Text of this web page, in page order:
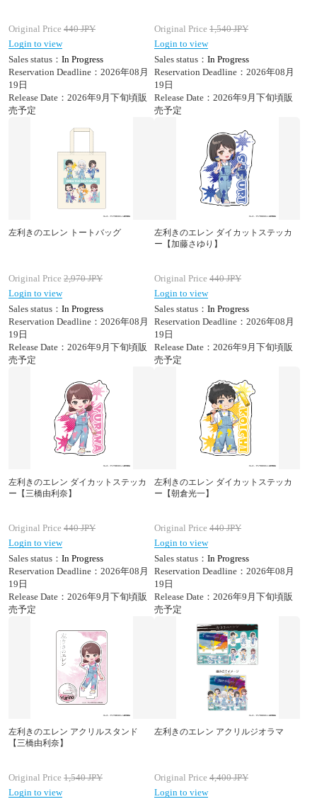
Original Price 440JPY
Login to view
Sales status： In Progress
Reservation Deadline：2026年08月
19日
Release Date：2026年9月下旬頃販
売予定
Original Price 1,540JPY
Login to view
Sales status： In Progress
Reservation Deadline：2026年08月
19日
Release Date：2026年9月下旬頃販
売予定
左利きのエレン トートバッグ
Original Price 2,970JPY
Login to view
Sales status： In Progress
Reservation Deadline：2026年08月
19日
Release Date：2026年9月下旬頃販
売予定
左利きのエレン ダイカットステッカ
ー【加藤さゆり】
Original Price 440JPY
Login to view
Sales status： In Progress
Reservation Deadline：2026年08月
19日
Release Date：2026年9月下旬頃販
売予定
左利きのエレン ダイカットステッカ
ー【三橋由利奈】
Original Price 440JPY
Login to view
Sales status： In Progress
Reservation Deadline：2026年08月
19日
Release Date：2026年9月下旬頃販
売予定
左利きのエレン ダイカットステッカ
ー【朝倉光一】
Original Price 440JPY
Login to view
Sales status： In Progress
Reservation Deadline：2026年08月
19日
Release Date：2026年9月下旬頃販
売予定
左利きのエレン アクリルスタンド
【三橋由利奈】
Original Price 1,540JPY
Login to view
左利きのエレン アクリルジオラマ
Original Price 4,400JPY
Login to view